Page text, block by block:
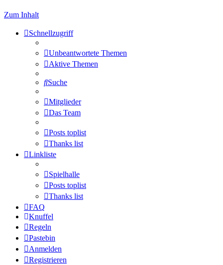
Zum Inhalt
Schnellzugriff
Unbeantwortete Themen
Aktive Themen
Suche
Mitglieder
Das Team
Posts toplist
Thanks list
Linkliste
Spielhalle
Posts toplist
Thanks list
FAQ
Knuffel
Regeln
Pastebin
Anmelden
Registrieren